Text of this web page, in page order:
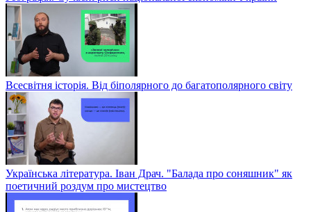
Всесвітня історія. Від біполярного до багатополярного світу
Українська література. Іван Драч. "Балада про соняшник" як
поетичний роздум про мистецтво